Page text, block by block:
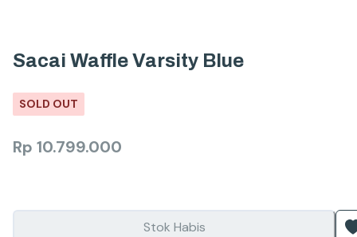
Sacai Waffle Varsity Blue
SOLD OUT
Rp 10.799.000
Stok Habis